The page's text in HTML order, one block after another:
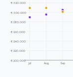
€ 320.000
€ 300.000
€ 280.000
€ 260.000
€ 240.000
€ 220.000
€ 200.000
Jul Aug Sep